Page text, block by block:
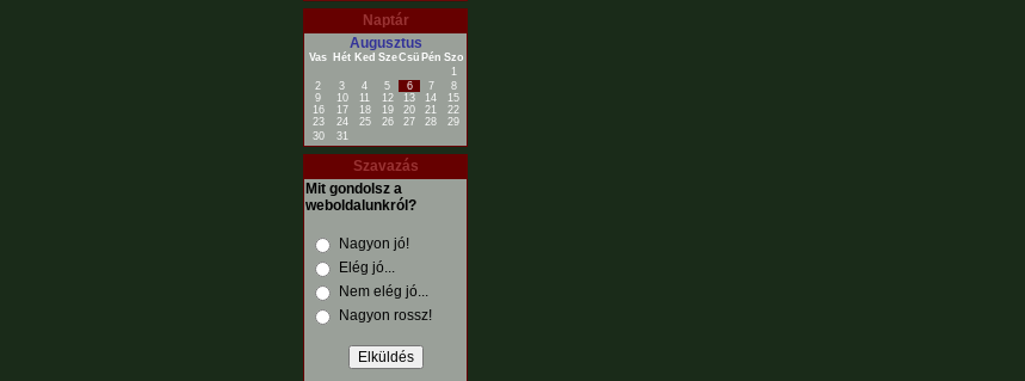
Naptár
Augusztus
Vas Hét Ked SzeCsü Pén Szo
1
2
3 4 5 6 7
8
9
10 11 12 13 14
15
16
17 18 19 20 21
22
23
24 25 26 27 28
29
30
31
Szavazás
Mit gondolsz a
weboldalunkról?
Nagyon jó!
Elég jó...
Nem elég jó...
Nagyon rossz!